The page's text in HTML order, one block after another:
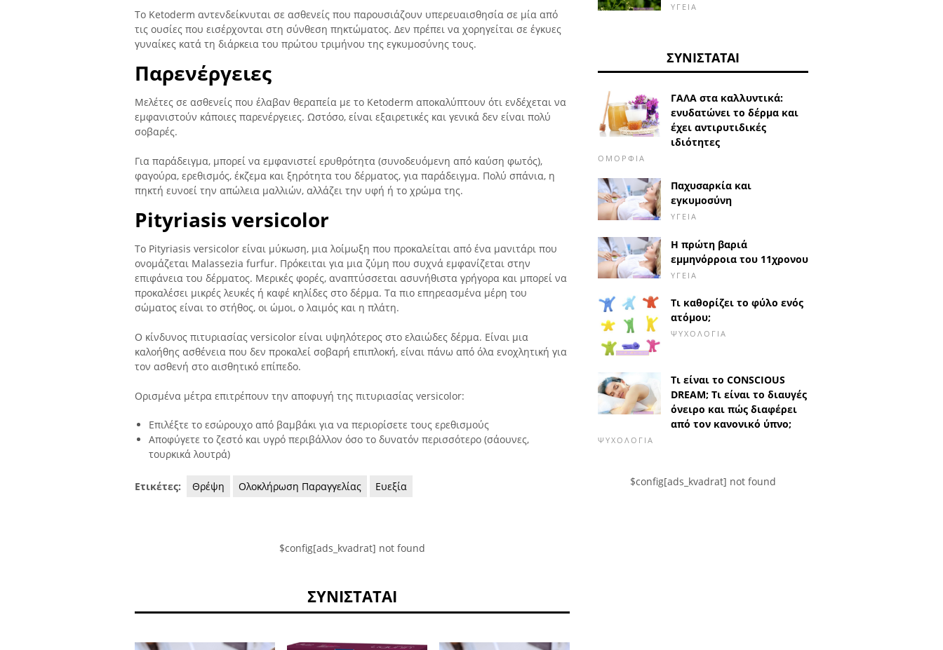
Το Ketoderm αντενδείκνυται σε ασθενείς που παρουσιάζουν υπερευαισθησία σε μία από
τις ουσίες που εισέρχονται στη σύνθεση πηκτώματος. Δεν πρέπει να χορηγείται σε έγκυες
γυναίκες κατά τη διάρκεια του πρώτου τριμήνου της εγκυμοσύνης τους.
Παρενέργειες
Μελέτες σε ασθενείς που έλαβαν θεραπεία με το Ketoderm αποκαλύπτουν ότι ενδέχεται να
εμφανιστούν κάποιες παρενέργειες. Ωστόσο, είναι εξαιρετικές και γενικά δεν είναι πολύ
σοβαρές.
Για παράδειγμα, μπορεί να εμφανιστεί ερυθρότητα (συνοδευόμενη από καύση φωτός),
φαγούρα, ερεθισμός, έκζεμα και ξηρότητα του δέρματος, για παράδειγμα. Πολύ σπάνια, η
πηκτή ευνοεί την απώλεια μαλλιών, αλλάζει την υφή ή το χρώμα της.
Pityriasis versicolor
Το Pityriasis versicolor είναι μύκωση, μια λοίμωξη που προκαλείται από ένα μανιτάρι που
ονομάζεται Malassezia furfur. Πρόκειται για μια ζύμη που συχνά εμφανίζεται στην
επιφάνεια του δέρματος. Μερικές φορές, αναπτύσσεται ασυνήθιστα γρήγορα και μπορεί να
προκαλέσει μικρές λευκές ή καφέ κηλίδες στο δέρμα. Τα πιο επηρεασμένα μέρη του
σώματος είναι το στήθος, οι ώμοι, ο λαιμός και η πλάτη.
Ο κίνδυνος πιτυριασίας versicolor είναι υψηλότερος στο ελαιώδες δέρμα. Είναι μια
καλοήθης ασθένεια που δεν προκαλεί σοβαρή επιπλοκή, είναι πάνω από όλα ενοχλητική για
τον ασθενή στο αισθητικό επίπεδο.
Ορισμένα μέτρα επιτρέπουν την αποφυγή της πιτυριασίας versicolor:
Επιλέξτε το εσώρουχο από βαμβάκι για να περιορίσετε τους ερεθισμούς
Αποφύγετε το ζεστό και υγρό περιβάλλον όσο το δυνατόν περισσότερο (σάουνες,
τουρκικά λουτρά)
Ετικέτες: Θρέψη Ολοκλήρωση Παραγγελίας Ευεξία
$config[ads_kvadrat] not found
ΣΥΝΙΣΤΆΤΑΙ
ΥΓΕΊΑ
ΣΥΝΙΣΤΆΤΑΙ
ΓΑΛΑ στα καλλυντικά:
ενυδατώνει το δέρμα και
έχει αντιρυτιδικές
ιδιότητες
ΟΜΟΡΦΙΆ
Παχυσαρκία και
εγκυμοσύνη
ΥΓΕΊΑ
Η πρώτη βαριά
εμμηνόρροια του 11χρονου
ΥΓΕΊΑ
Τι καθορίζει το φύλο ενός
ατόμου;
ΨΥΧΟΛΟΓΊΑ
Τι είναι το CONSCIOUS
DREAM; Τι είναι το διαυγές
όνειρο και πώς διαφέρει
από τον κανονικό ύπνο;
ΨΥΧΟΛΟΓΊΑ
$config[ads_kvadrat] not found